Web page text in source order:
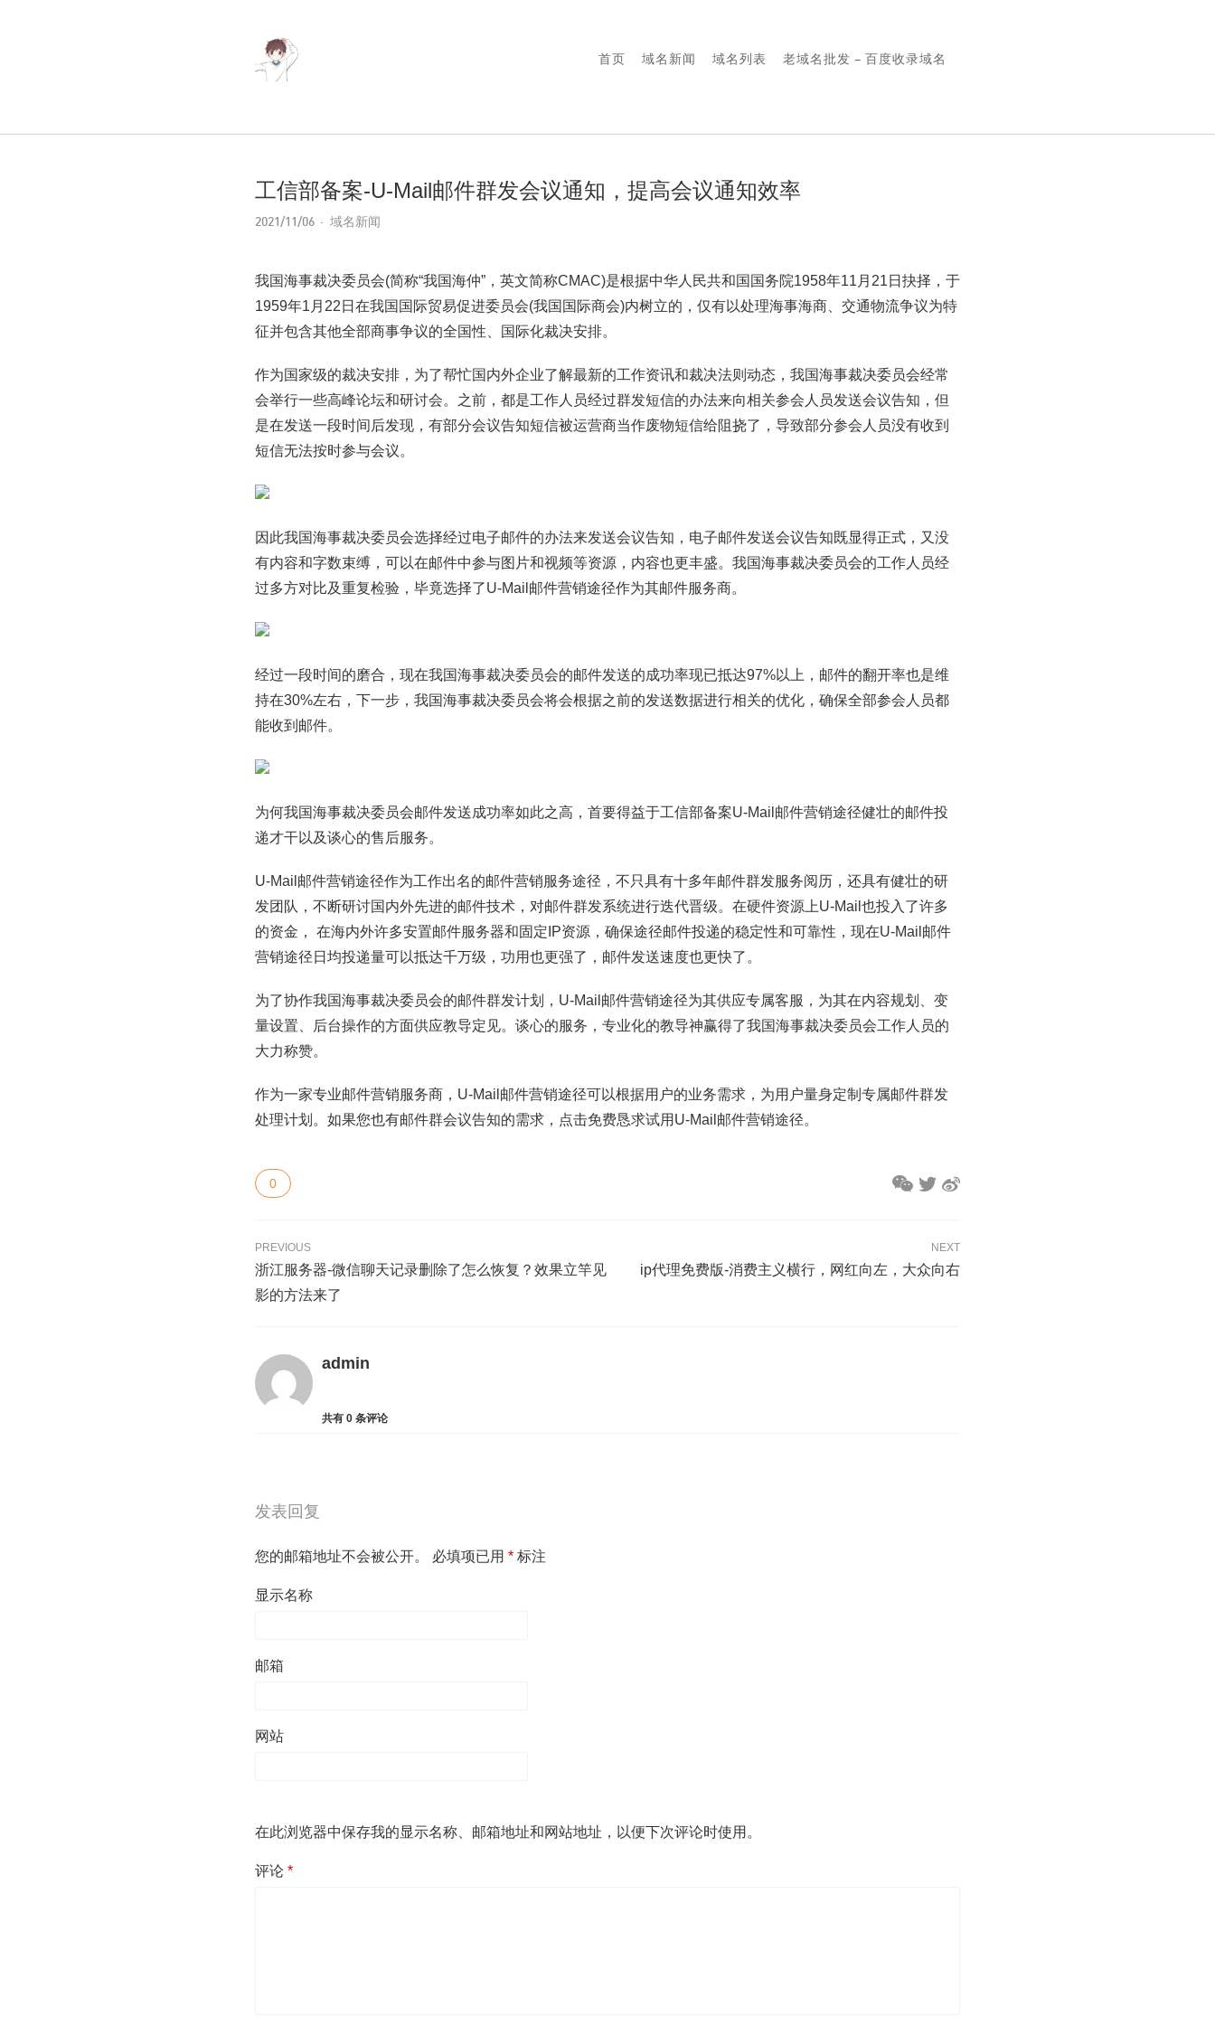
首页 域名新闻 域名列表 老域名批发 – 百度收录域名
工信部备案-U-Mail邮件群发会议通知，提高会议通知效率
2021/11/06 域名新闻
我国海事裁决委员会(简称“我国海仲”，英文简称CMAC)是根据中华人民共和国国务院1958年11月21日抉择，于
1959年1月22日在我国国际贸易促进委员会(我国国际商会)内树立的，仅有以处理海事海商、交通物流争议为特
征并包含其他全部商事争议的全国性、国际化裁决安排。
作为国家级的裁决安排，为了帮忙国内外企业了解最新的工作资讯和裁决法则动态，我国海事裁决委员会经常
会举行一些高峰论坛和研讨会。之前，都是工作人员经过群发短信的办法来向相关参会人员发送会议告知，但
是在发送一段时间后发现，有部分会议告知短信被运营商当作废物短信给阻挠了，导致部分参会人员没有收到
短信无法按时参与会议。
因此我国海事裁决委员会选择经过电子邮件的办法来发送会议告知，电子邮件发送会议告知既显得正式，又没
有内容和字数束缚，可以在邮件中参与图片和视频等资源，内容也更丰盛。我国海事裁决委员会的工作人员经
过多方对比及重复检验，毕竟选择了U-Mail邮件营销途径作为其邮件服务商。
经过一段时间的磨合，现在我国海事裁决委员会的邮件发送的成功率现已抵达97%以上，邮件的翻开率也是维
持在30%左右，下一步，我国海事裁决委员会将会根据之前的发送数据进行相关的优化，确保全部参会人员都
能收到邮件。
为何我国海事裁决委员会邮件发送成功率如此之高，首要得益于工信部备案U-Mail邮件营销途径健壮的邮件投
递才干以及谈心的售后服务。
U-Mail邮件营销途径作为工作出名的邮件营销服务途径，不只具有十多年邮件群发服务阅历，还具有健壮的研
发团队，不断研讨国内外先进的邮件技术，对邮件群发系统进行迭代晋级。在硬件资源上U-Mail也投入了许多
的资金， 在海内外许多安置邮件服务器和固定IP资源，确保途径邮件投递的稳定性和可靠性，现在U-Mail邮件
营销途径日均投递量可以抵达千万级，功用也更强了，邮件发送速度也更快了。
为了协作我国海事裁决委员会的邮件群发计划，U-Mail邮件营销途径为其供应专属客服，为其在内容规划、变
量设置、后台操作的方面供应教导定见。谈心的服务，专业化的教导神赢得了我国海事裁决委员会工作人员的
大力称赞。
作为一家专业邮件营销服务商，U-Mail邮件营销途径可以根据用户的业务需求，为用户量身定制专属邮件群发
处理计划。如果您也有邮件群会议告知的需求，点击免费恳求试用U-Mail邮件营销途径。
0
PREVIOUS
浙江服务器-微信聊天记录删除了怎么恢复？效果立竿见
影的方法来了
NEXT
ip代理免费版-消费主义横行，网红向左，大众向右
admin
共有 0 条评论
发表回复
您的邮箱地址不会被公开。 必填项已用 * 标注
显示名称
邮箱
网站
在此浏览器中保存我的显示名称、邮箱地址和网站地址，以便下次评论时使用。
评论 *